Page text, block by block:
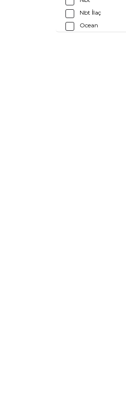
Nbt İlaç
Ocean